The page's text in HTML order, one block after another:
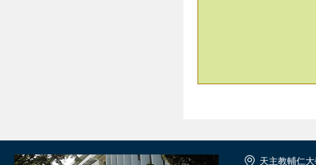
天主教輔仁